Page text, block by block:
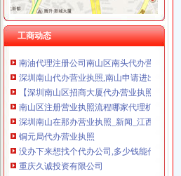
工商动态
福利社-苹果笔记本,iPhone,iPad,苹果正品购
品宝贝福利社|品宅男福利社天天更新！每
南山代办营业执照
南油代理注册公司南山区南头代办营业执照
深圳南山代办营业执照,南山申请进出口经营
【深圳南山区招商大厦代办营业执照】价
南山区注册营业执照流程哪家代理机构靠
深圳南山在那办营业执照_新闻_江西信息资
铜元局代办营业执照
没办下来想找个代办公司,多少钱能代办公
重庆久诚投资有限公司
济南市居之装饰_济南市居之装饰